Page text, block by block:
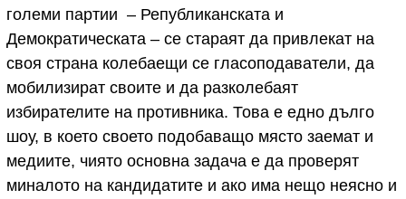
големи партии – Републиканската и
Демократическата – се стараят да привлекат на
своя страна колебаещи се гласоподаватели, да
мобилизират своите и да разколебаят
избирателите на противника. Това е едно дълго
шоу, в което своето подобаващо място заемат и
медиите, чиято основна задача е да проверят
миналото на кандидатите и ако има нещо неясно и